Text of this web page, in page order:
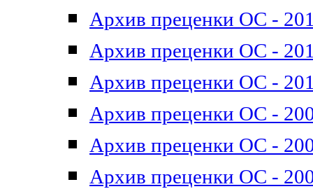
Архив преценки ОС -
Архив преценки ОС -
Архив преценки ОС -
Архив преценки ОС -
Архив преценки ОС -
Архив преценки ОС -